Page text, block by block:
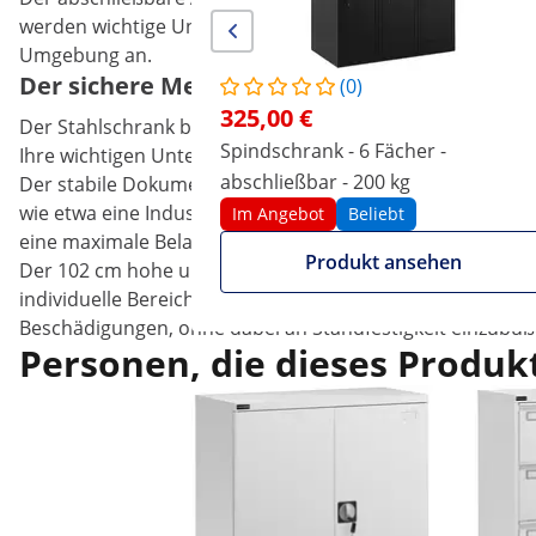
(0)
325,00 €
Spindschrank - 6 Fächer -
abschließbar - 200 kg
Im Angebot Beliebt
Produkt ansehen
werden wichtige Unterlagen sowie unentbehrliches
Umgebung an.
Der sichere Mehrzweckschrank mit
Der Stahlschrank bietet nicht nur durch seine solide
Ihre wichtigen Unterlagen, Arbeitsmaterialien und
Der stabile Dokumentenschrank ist aus 0,6 mm
wie etwa eine Industriehalle oder eine Werkstatt
eine maximale Belastbarkeit von 80 kg.
Der 102 cm hohe und 91,5 cm breite Stahlschrank
individuelle Bereicherung für Ihre Büroeinrichtung oder
Beschädigungen, ohne dabei an Standfestigkeit
Personen, die dieses